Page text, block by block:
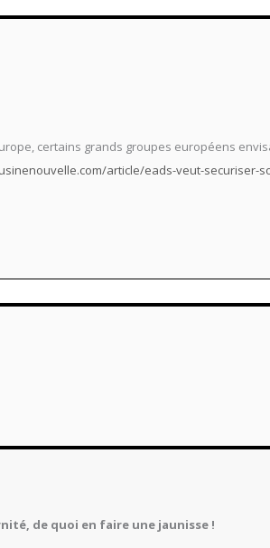
certains grands groupes européens
article/eads-veut-securiser-
de quoi en faire une jaunisse !